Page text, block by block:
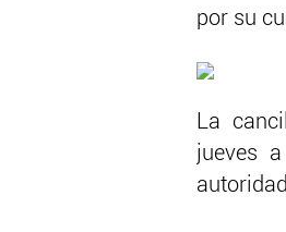
por su
La
jueves